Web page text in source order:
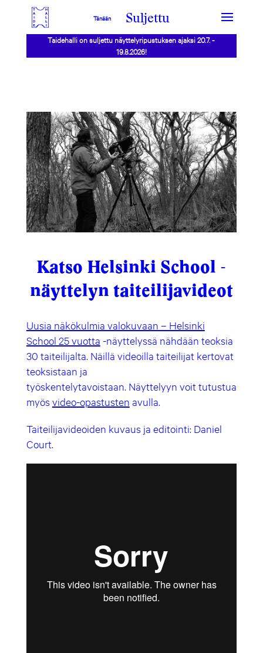
Tänään Suljettu
Taidehalli on suljettu näyttelyripustuksen ajaksi 20.7. -
19.8.2026!
Katso Helsinki School -
näyttelyn taiteilijavideot
Uusia näkökulmia valokuvaan – Helsinki
School 25 vuotta -näyttelyssä nähdään teoksia
30 taiteilijalta. Näillä videoilla taiteilijat kertovat
teoksistaan ja
työskentelytavoistaan. Näyttelyyn voit tutustua
myösvideo-opastusten avulla.
Taiteilijavideoiden kuvaus ja editointi: Daniel
Court.